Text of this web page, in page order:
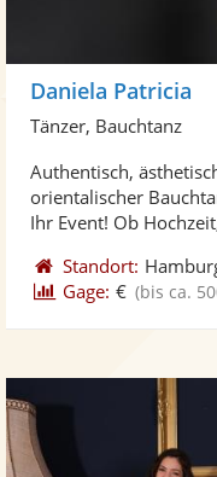
Daniela Patricia
Tänzer, Bauchtanz
Authentisch,
orientalischer
Ihr Event! Ob
Standort:
Gage: € (bis ca.